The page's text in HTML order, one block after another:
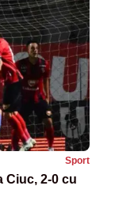
Sport
Ciuc, 2-0 cu